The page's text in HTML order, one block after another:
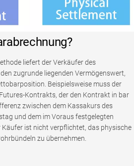
liefert der Verkäufer des
zugrunde liegenden Vermögenswert,
Beispielsweise muss der
Kontrakts, der den Kontrakt in bar
zwischen dem Kassakurs des
und dem im Voraus festgelegten
Käufer ist nicht verpflichtet, das physische
zu übernehmen.